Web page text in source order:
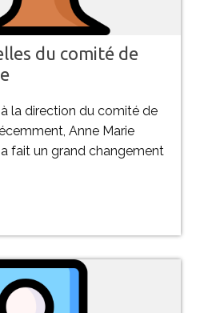
du comité de
la direction du comité de
Anne Marie
fait un grand changement